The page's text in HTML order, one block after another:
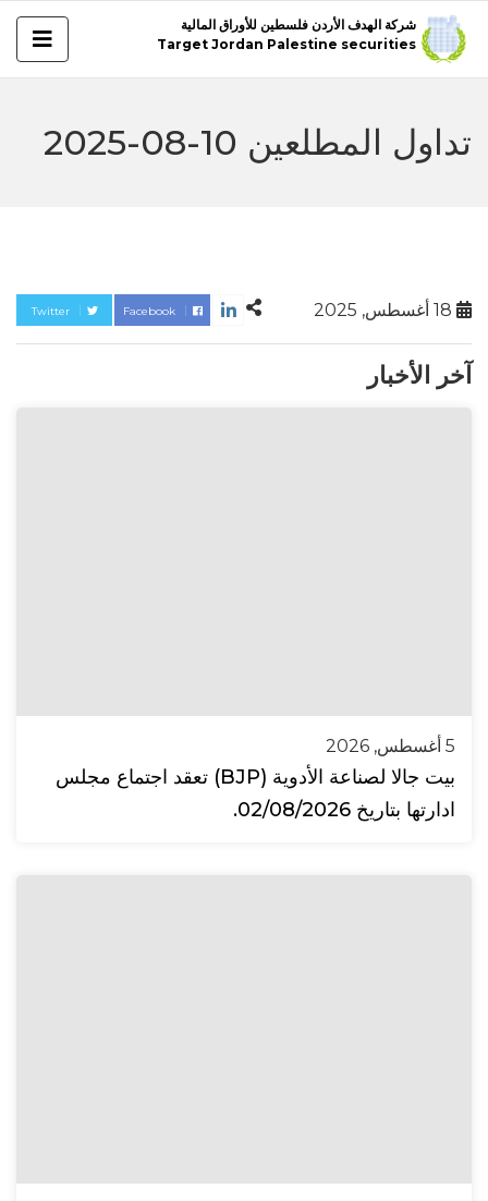
شركة الهدف الأردن فلسطين للأوراق المالية
Target Jordan Palestine securities
تداول المطلعين 10-08-2025
Twitter Facebook
آخر الأخبار
5 أغسطس, 2026
بيت جالا لصناعة الأدوية (BJP) تعقد اجتماع مجلس
ادارتها بتاريخ 02/08/2026.